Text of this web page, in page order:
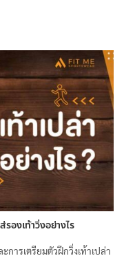
รองเท้าวิ่งอย่างไร
การเตรียมตัวฝึกวิ่งเท้าเปล่า